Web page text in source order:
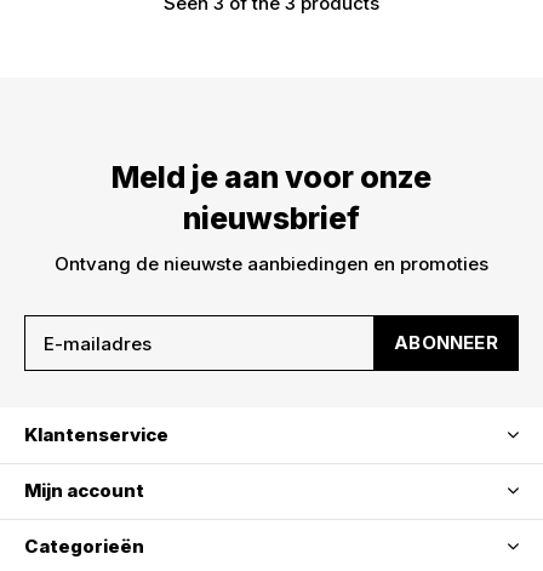
Meld je aan voor onze
nieuwsbrief
Ontvang de nieuwste aanbiedingen en promoties
ABONNEER
Klantenservice
Mijn account
Categorieën